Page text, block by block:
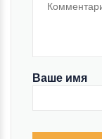
Ваше имя